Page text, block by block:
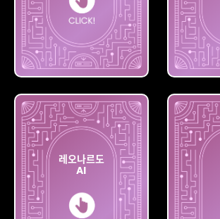
딥드림
제너레이터
레오나르도
AI